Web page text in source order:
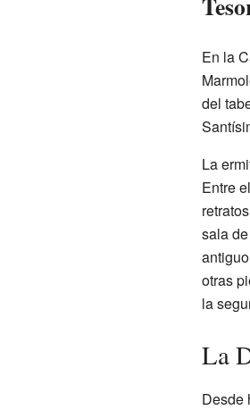
En la
del
La
Entre
sala
otras
la
La
Desde